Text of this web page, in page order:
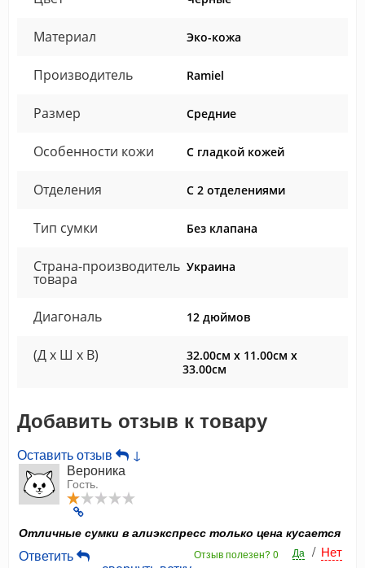
Материал Эко-кожа
Производитель Ramiel
Размер Средние
Особенности кожи С гладкой кожей
Отделения С 2 отделениями
Тип сумки Без клапана
Страна-производитель
товара
Украина
Диагональ 12 дюймов
(Д x Ш x В)
32.00см x 11.00см x
33.00см
Добавить отзыв к товару
Оставить отзыв
↓
Вероника
Гость.
Отличные сумки в алиэкспресс только цена кусается
Да / Нет
Отзыв полезен?0
Ответить